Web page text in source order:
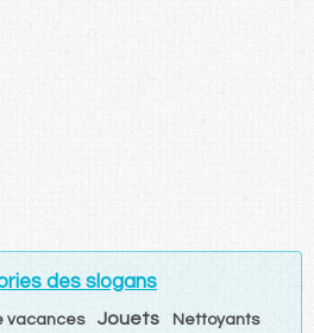
des slogans
vacances Jouets
Nettoyants